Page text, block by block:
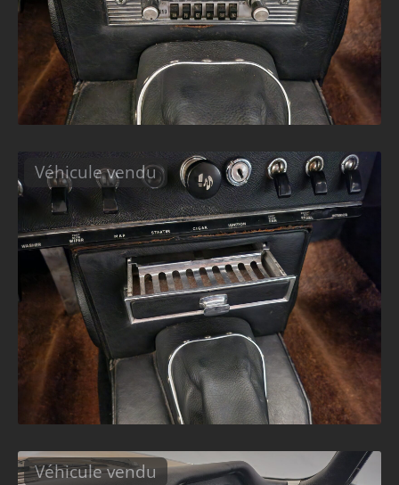
Véhicule vendu
Véhicule vendu